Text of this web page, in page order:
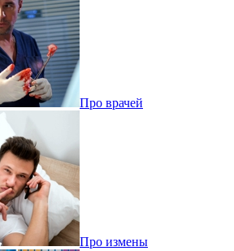
Про врачей
Про измены